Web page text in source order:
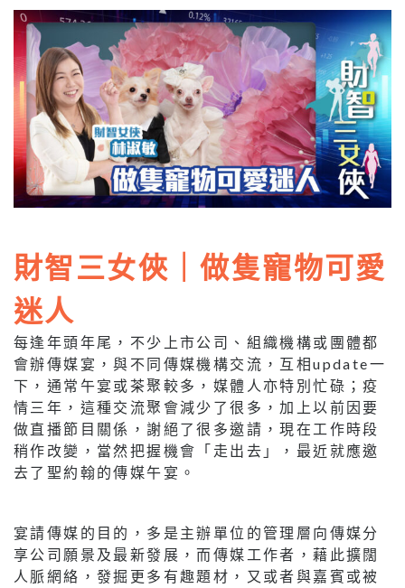
財智三女俠｜做隻寵物可愛
迷人
每逢年頭年尾，不少上市公司、組織機構或團體都
會辦傳媒宴，與不同傳媒機構交流，互相update一
下，通常午宴或茶聚較多，媒體人亦特別忙碌；疫
情三年，這種交流聚會減少了很多，加上以前因要
做直播節目關係，謝絕了很多邀請，現在工作時段
稍作改變，當然把握機會「走出去」，最近就應邀
去了聖約翰的傳媒午宴。
宴請傳媒的目的，多是主辦單位的管理層向傳媒分
享公司願景及最新發展，而傳媒工作者，藉此擴闊
人脈網絡，發掘更多有趣題材，又或者與嘉賓或被